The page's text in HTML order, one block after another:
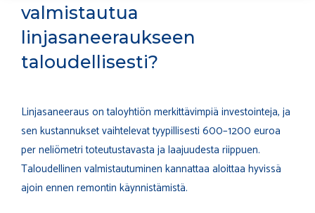
valmistautua
linjasaneeraukseen
taloudellisesti?
Linjasaneeraus on taloyhtiön merkittävimpiä investointeja, ja
sen kustannukset vaihtelevat tyypillisesti 600–1200 euroa
per neliömetri toteutustavasta ja laajuudesta riippuen.
Taloudellinen valmistautuminen kannattaa aloittaa hyvissä
ajoin ennen remontin käynnistämistä.